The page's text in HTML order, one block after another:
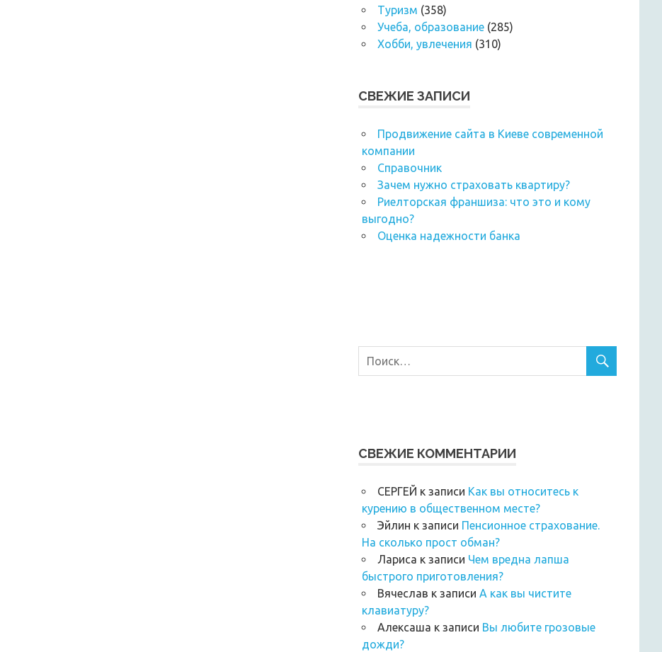
Туризм (358)
Учеба, образование (285)
Хобби, увлечения (310)
СВЕЖИЕ ЗАПИСИ
Продвижение сайта в Киеве современной
компании
Справочник
Зачем нужно страховать квартиру?
Риелторская франшиза: что это и кому
выгодно?
Оценка надежности банка
СВЕЖИЕ КОММЕНТАРИИ
СЕРГЕЙ к записи Как вы относитесь к
курению в общественном месте?
Эйлин к записи Пенсионное страхование.
На сколько прост обман?
Лариса к записи Чем вредна лапша
быстрого приготовления?
Вячеслав к записи А как вы чистите
клавиатуру?
Алексаша к записи Вы любите грозовые
дожди?